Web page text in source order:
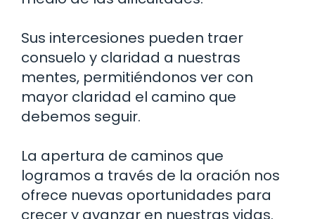
Sus intercesiones pueden traer
consuelo y claridad a nuestras
mentes, permitiéndonos ver con
mayor claridad el camino que
debemos seguir.
La apertura de caminos que
logramos a través de la oración nos
ofrece nuevas oportunidades para
crecer y avanzar en nuestras vidas.